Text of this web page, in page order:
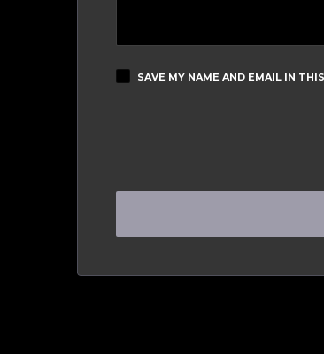
SAVE MY NAME AND EMAIL IN